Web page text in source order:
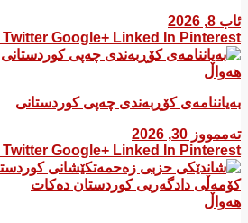
ئاب 8, 2026
Twitter Google+ Linked In Pinterest
هەواڵ
بەیاننامەی کۆڕبەندی چەپی کوردستانی
تەممووز 30, 2026
Twitter Google+ Linked In Pinterest
هەواڵ